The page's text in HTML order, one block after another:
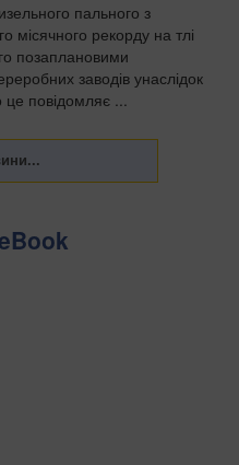
пального з
місячного рекорду на тлі
позаплановими
заводів унаслідок
це повідомляє ...